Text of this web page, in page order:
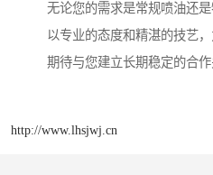
无论您的需求是常规喷油还
以专业的态度和精湛的技艺，
期待与您建立长期稳定的合作
http://www.lhsjwj.cn